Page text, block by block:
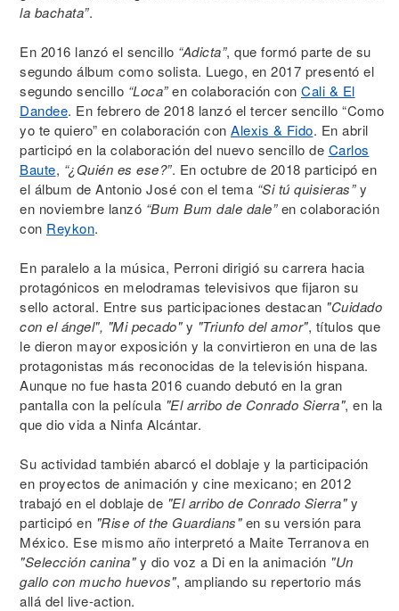
la bachata”.
En 2016 lanzó el sencillo “Adicta”, que formó parte de su
segundo álbum como solista. Luego, en 2017 presentó el
segundo sencillo “Loca”en colaboración con Cali & El
Dandee. En febrero de 2018 lanzó el tercer sencillo “Como
yo te quiero” en colaboración con Alexis & Fido. En abril
participó en la colaboración del nuevo sencillo de Carlos
Baute, “¿Quién es ese?”. En octubre de 2018 participó en
el álbum de Antonio José con el tema “Si tú quisieras”y
en noviembre lanzó “Bum Bum dale dale”en colaboración
con Reykon.
En paralelo a la música, Perroni dirigió su carrera hacia
protagónicos en melodramas televisivos que fijaron su
sello actoral. Entre sus participaciones destacan "Cuidado
con el ángel", "Mi pecado"y "Triunfo del amor", títulos que
le dieron mayor exposición y la convirtieron en una de las
protagonistas más reconocidas de la televisión hispana.
Aunque no fue hasta 2016 cuando debutó en la gran
pantalla con la película "El arribo de Conrado Sierra", en la
que dio vida a Ninfa Alcántar.
Su actividad también abarcó el doblaje y la participación
en proyectos de animación y cine mexicano; en 2012
trabajó en el doblaje de "El arribo de Conrado Sierra"y
participó en "Rise of the Guardians"en su versión para
México. Ese mismo año interpretó a Maite Terranova en
"Selección canina"y dio voz a Di en la animación "Un
gallo con mucho huevos", ampliando su repertorio más
allá del live-action.